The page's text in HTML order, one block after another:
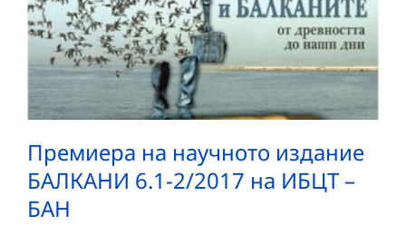
Премиера на научното издание
БАЛКАНИ 6.1-2/2017 на ИБЦТ –
БАН